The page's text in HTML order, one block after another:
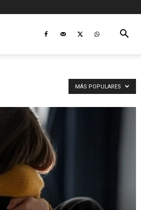
MÁS POPULARES